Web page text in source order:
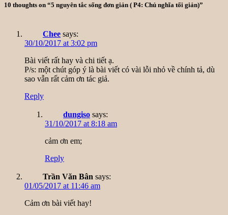
10 thoughts on “5 nguyên tắc sống đơn giản ( P4: Chủ nghĩa tối giản)”
Chee says:
30/10/2017 at 3:02 pm
Bài viết rất hay và chi tiết ạ.
P/s: một chút góp ý là bài viết có vài lỗi nhỏ về chính tả, dù
sao vẫn rất cảm ơn tác giả.
Reply
dungiso says:
31/10/2017 at 8:18 am
cảm ơn em;
Reply
Trần Văn Bân says:
01/05/2017 at 11:46 am
Cảm ơn bài viết hay!